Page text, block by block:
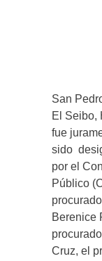
San
El Seibo,
fue
sido
por el
Público
Berenice
Cruz, el